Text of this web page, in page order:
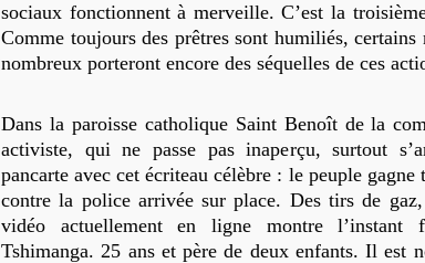
sociaux fonctionnent à merveille. C’est la
Comme toujours des prêtres sont humiliés, certains
nombreux porteront encore des séquelles de ces
Dans la paroisse catholique Saint Benoît de la
activiste, qui ne passe pas inaperçu, surtout
pancarte avec cet écriteau célèbre : le peuple
contre la police arrivée sur place. Des tirs de
vidéo actuellement en ligne montre l’instant
Tshimanga. 25 ans et père de deux enfants. Il est